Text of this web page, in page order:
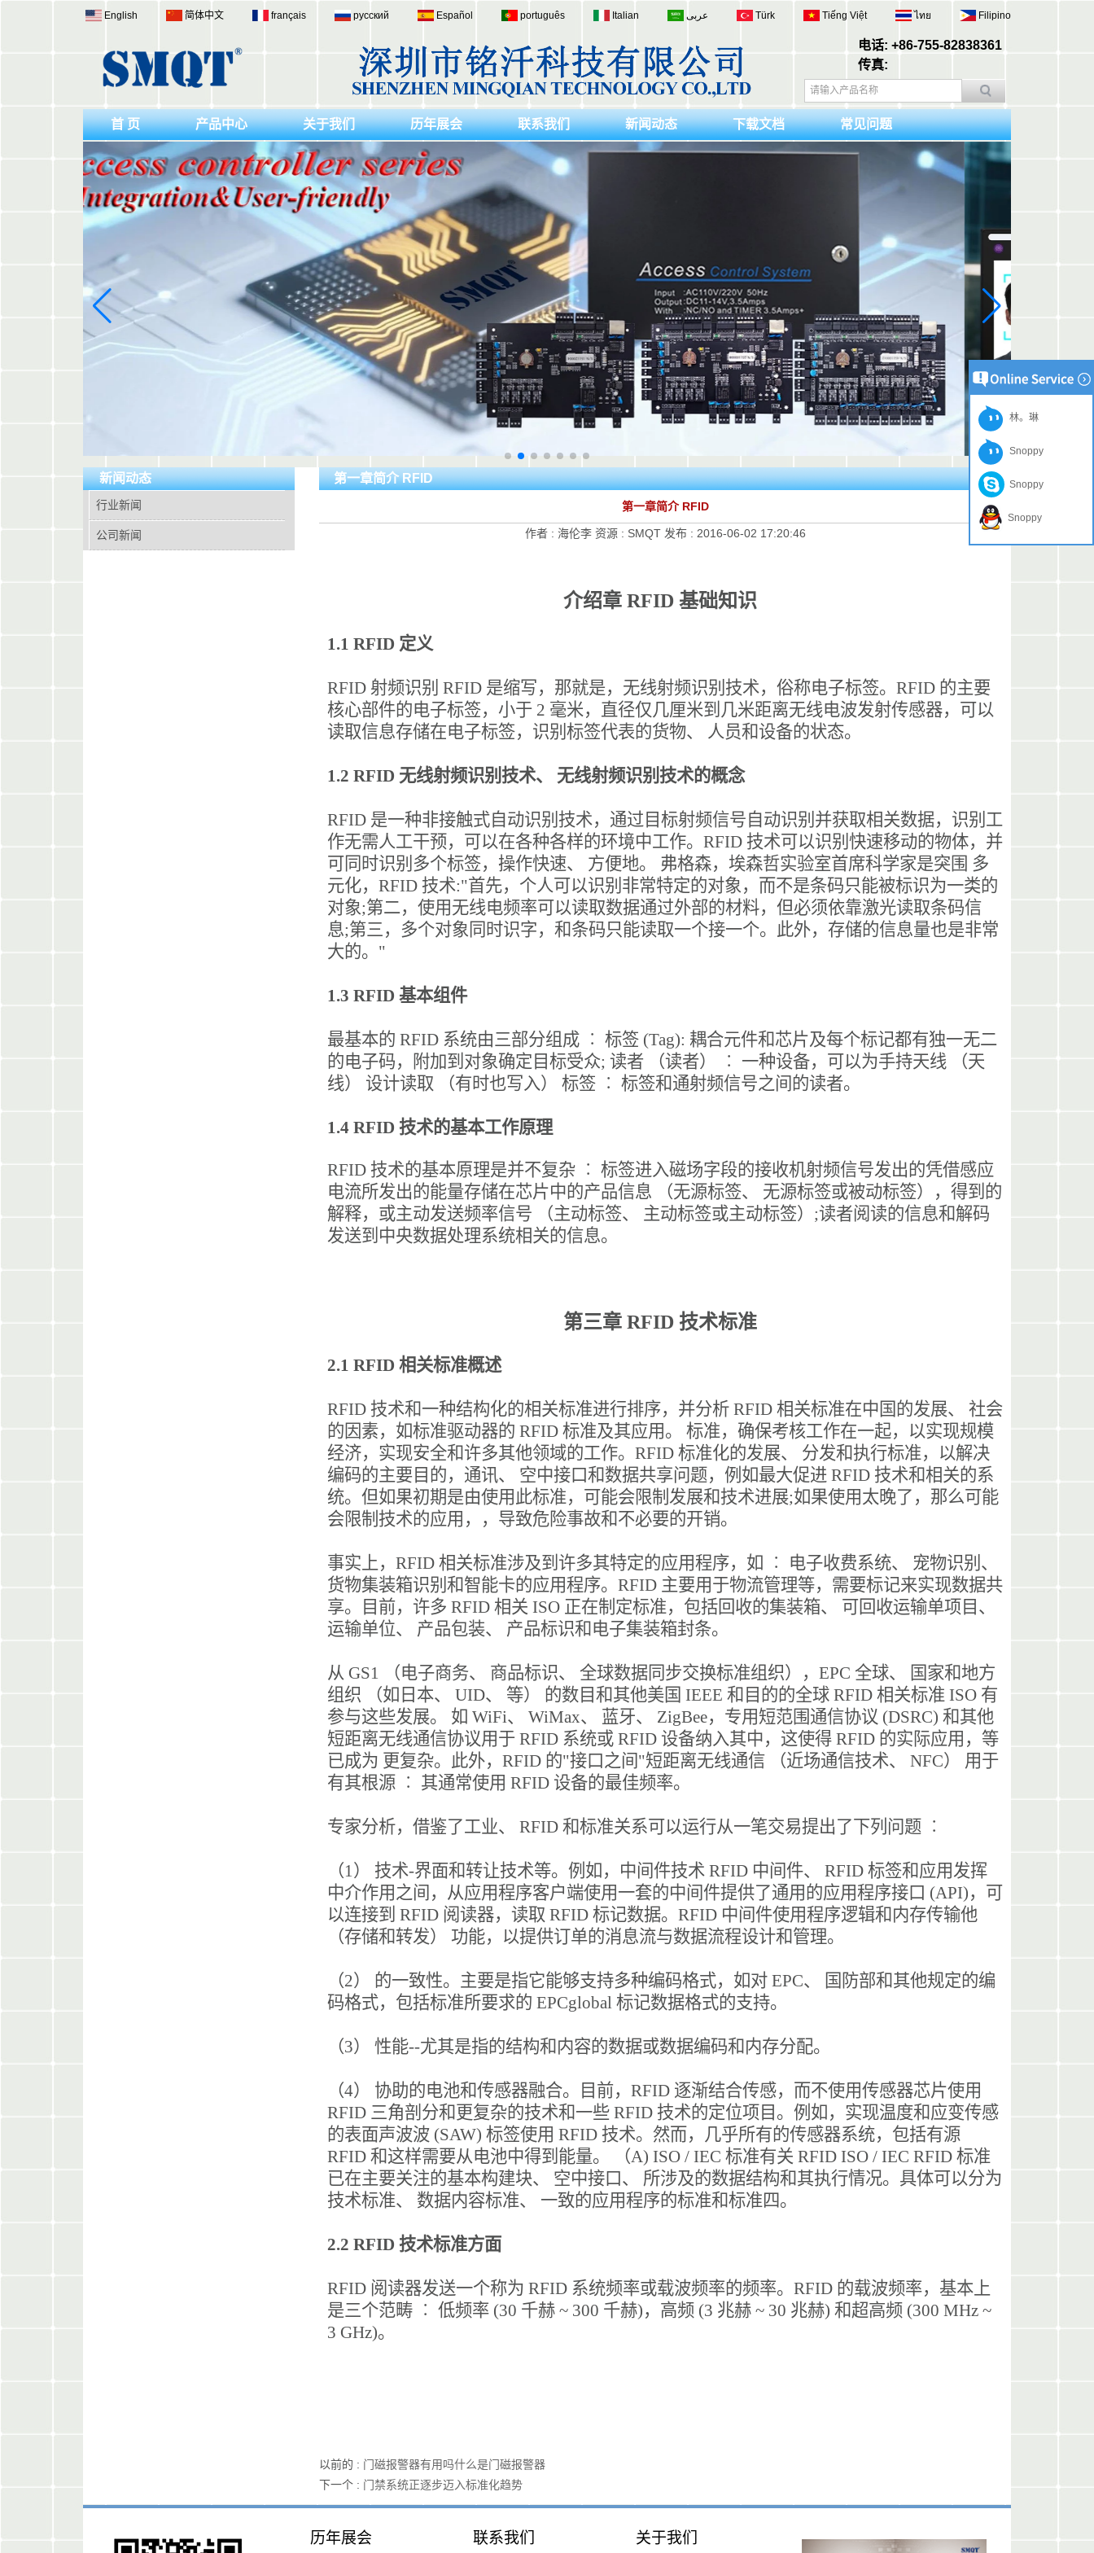
电话: +86-755-82838361
传真:
English 简体中文 français русский Español português Italian عربى Türk Tiếng Việt ไทย Filipino
首 页 产品中心 关于我们 历年展会 联系我们 新闻动态 下载文档 常见问题
新闻动态
行业新闻
公司新闻
第一章简介 RFID
第一章简介 RFID
作者 : 海伦李 资源 : SMQT 发布 : 2016-06-02 17:20:46
介绍章 RFID 基础知识
1.1 RFID 定义
RFID 射频识别 RFID 是缩写，那就是，无线射频识别技术，俗称电子标签。RFID 的主要
核心部件的电子标签，小于 2 毫米，直径仅几厘米到几米距离无线电波发射传感器，可以
读取信息存储在电子标签，识别标签代表的货物、 人员和设备的状态。
1.2 RFID 无线射频识别技术、 无线射频识别技术的概念
RFID 是一种非接触式自动识别技术，通过目标射频信号自动识别并获取相关数据，识别工
作无需人工干预，可以在各种各样的环境中工作。RFID 技术可以识别快速移动的物体，并
可同时识别多个标签，操作快速、 方便地。 弗格森，埃森哲实验室首席科学家是突围 多
元化，RFID 技术:"首先，个人可以识别非常特定的对象，而不是条码只能被标识为一类的
对象;第二，使用无线电频率可以读取数据通过外部的材料，但必须依靠激光读取条码信
息;第三，多个对象同时识字，和条码只能读取一个接一个。此外，存储的信息量也是非常
大的。"
1.3 RFID 基本组件
最基本的 RFID 系统由三部分组成 ︰ 标签 (Tag): 耦合元件和芯片及每个标记都有独一无二
的电子码，附加到对象确定目标受众; 读者 （读者） ︰ 一种设备，可以为手持天线 （天
线） 设计读取 （有时也写入） 标签 ︰ 标签和通射频信号之间的读者。
1.4 RFID 技术的基本工作原理
RFID 技术的基本原理是并不复杂 ︰ 标签进入磁场字段的接收机射频信号发出的凭借感应
电流所发出的能量存储在芯片中的产品信息 （无源标签、 无源标签或被动标签），得到的
解释，或主动发送频率信号 （主动标签、 主动标签或主动标签）;读者阅读的信息和解码
发送到中央数据处理系统相关的信息。
第三章 RFID 技术标准
2.1 RFID 相关标准概述
RFID 技术和一种结构化的相关标准进行排序，并分析 RFID 相关标准在中国的发展、 社会
的因素，如标准驱动器的 RFID 标准及其应用。 标准，确保考核工作在一起，以实现规模
经济，实现安全和许多其他领域的工作。RFID 标准化的发展、 分发和执行标准，以解决
编码的主要目的，通讯、 空中接口和数据共享问题，例如最大促进 RFID 技术和相关的系
统。但如果初期是由使用此标准，可能会限制发展和技术进展;如果使用太晚了，那么可能
会限制技术的应用，，导致危险事故和不必要的开销。
事实上，RFID 相关标准涉及到许多其特定的应用程序，如 ︰ 电子收费系统、 宠物识别、
货物集装箱识别和智能卡的应用程序。RFID 主要用于物流管理等，需要标记来实现数据共
享。目前，许多 RFID 相关 ISO 正在制定标准，包括回收的集装箱、 可回收运输单项目、
运输单位、 产品包装、 产品标识和电子集装箱封条。
从 GS1 （电子商务、 商品标识、 全球数据同步交换标准组织），EPC 全球、 国家和地方
组织 （如日本、 UID、 等） 的数目和其他美国 IEEE 和目的的全球 RFID 相关标准 ISO 有
参与这些发展。 如 WiFi、 WiMax、 蓝牙、 ZigBee，专用短范围通信协议 (DSRC) 和其他
短距离无线通信协议用于 RFID 系统或 RFID 设备纳入其中，这使得 RFID 的实际应用，等
已成为 更复杂。此外，RFID 的"接口之间"短距离无线通信 （近场通信技术、 NFC） 用于
有其根源 ︰ 其通常使用 RFID 设备的最佳频率。
专家分析，借鉴了工业、 RFID 和标准关系可以运行从一笔交易提出了下列问题 ︰
（1） 技术-界面和转让技术等。例如，中间件技术 RFID 中间件、 RFID 标签和应用发挥
中介作用之间，从应用程序客户端使用一套的中间件提供了通用的应用程序接口 (API)，可
以连接到 RFID 阅读器，读取 RFID 标记数据。RFID 中间件使用程序逻辑和内存传输他
（存储和转发） 功能，以提供订单的消息流与数据流程设计和管理。
（2） 的一致性。主要是指它能够支持多种编码格式，如对 EPC、 国防部和其他规定的编
码格式，包括标准所要求的 EPCglobal 标记数据格式的支持。
（3） 性能--尤其是指的结构和内容的数据或数据编码和内存分配。
（4） 协助的电池和传感器融合。目前，RFID 逐渐结合传感，而不使用传感器芯片使用
RFID 三角剖分和更复杂的技术和一些 RFID 技术的定位项目。例如，实现温度和应变传感
的表面声波波 (SAW) 标签使用 RFID 技术。然而，几乎所有的传感器系统，包括有源
RFID 和这样需要从电池中得到能量。 （A) ISO / IEC 标准有关 RFID ISO / IEC RFID 标准
已在主要关注的基本构建块、 空中接口、 所涉及的数据结构和其执行情况。具体可以分为
技术标准、 数据内容标准、 一致的应用程序的标准和标准四。
2.2 RFID 技术标准方面
RFID 阅读器发送一个称为 RFID 系统频率或载波频率的频率。RFID 的载波频率，基本上
是三个范畴 ︰ 低频率 (30 千赫 ~ 300 千赫)，高频 (3 兆赫 ~ 30 兆赫) 和超高频 (300 MHz ~
3 GHz)。
以前的 : 门磁报警器有用吗什么是门磁报警器
下一个 : 门禁系统正逐步迈入标准化趋势
历年展会 联系我们 关于我们
林。琳
Snoppy
Snoppy
Snoppy